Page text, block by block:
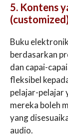
5. Kontens
Buku
berdasarkan
dan capai-
fleksibel
pelajar-pelajar
mereka boleh
yang
audio.